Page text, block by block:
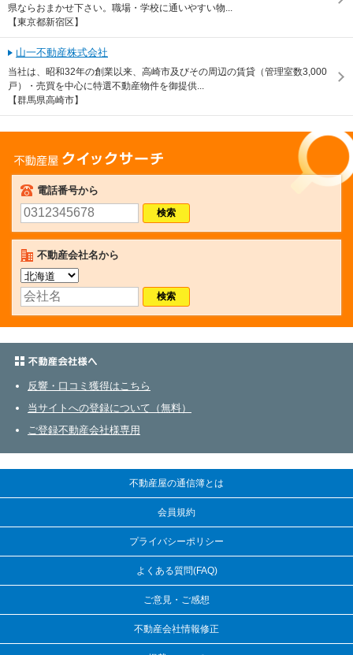
県ならおまかせ下さい。職場・学校に通いやすい物...
【東京都新宿区】
山一不動産株式会社
当社は、昭和32年の創業以来、高崎市及びその周辺の賃貸（管理室数3,000
戸）・売買を中心に特選不動産物件を御提供...
【群馬県高崎市】
不動産屋クイックサーチ
電話番号から
不動産会社名から
反響・口コミ獲得はこちら
当サイトへの登録について（無料）
ご登録不動産会社様専用
不動産屋の通信簿とは
会員規約
プライバシーポリシー
よくある質問(FAQ)
ご意見・ご感想
不動産会社情報修正